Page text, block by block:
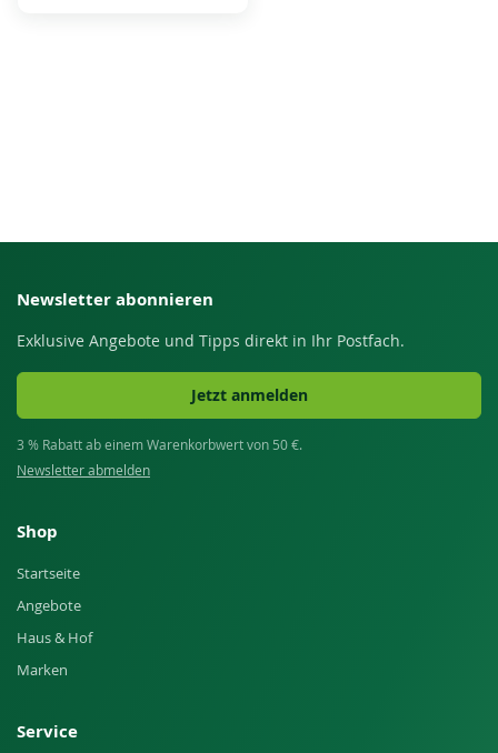
Newsletter abonnieren
Exklusive Angebote und Tipps direkt in Ihr Postfach.
Jetzt anmelden
3 % Rabatt ab einem Warenkorbwert von 50 €.
Newsletter abmelden
Shop
Startseite
Angebote
Haus & Hof
Marken
Service